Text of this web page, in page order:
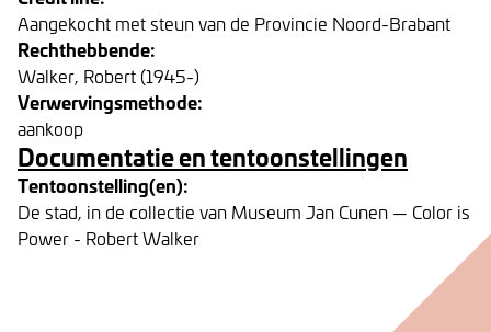
Aangekocht met steun van de Provincie Noord-Brabant
Rechthebbende:
Walker, Robert (1945-)
Verwervingsmethode:
aankoop
Documentatie en tentoonstellingen
Tentoonstelling(en):
De stad, in de collectie van Museum Jan Cunen — Color is
Power - Robert Walker